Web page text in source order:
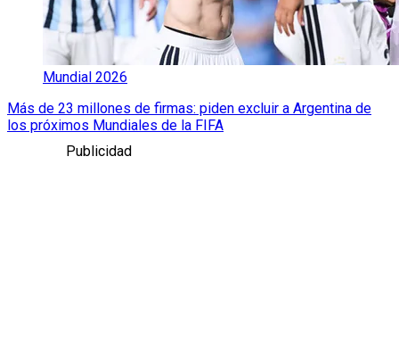
Mundial 2026
Más de 23 millones de firmas: piden excluir a Argentina de
los próximos Mundiales de la FIFA
Publicidad